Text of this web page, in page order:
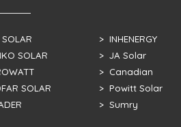
SOLAR
SOLAR
> INHENERGY
> JA Solar
> Canadian
> Powitt Solar
> Sumry